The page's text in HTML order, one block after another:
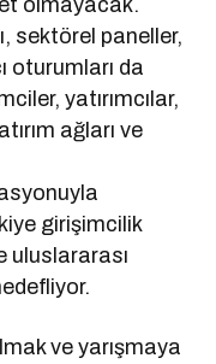
sektörel paneller,
oturumları da
yatırımcılar,
ağları ve
girişimcilik
uluslararası
ve yarışmaya